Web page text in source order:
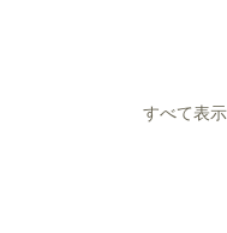
すべて表示